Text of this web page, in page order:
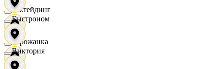
Ижтейдинг
Горожанка
Быстроном
Виктория